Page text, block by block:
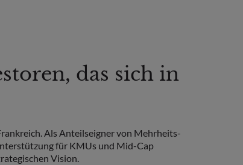
das sich in
Als Anteilseigner von Mehrheits-
für KMUs und Mid-Cap
Vision.